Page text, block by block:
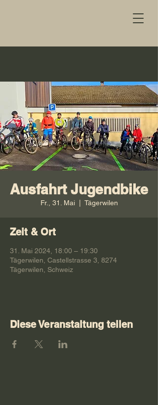
Ausfahrt Jugendbike
Fr., 31. Mai
  |
Tägerwilen
Zeit & Ort
31. Mai 2024, 18:00 – 19:30
Tägerwilen, Castellstrasse 3, 8274
Tägerwilen, Schweiz
Diese Veranstaltung teilen